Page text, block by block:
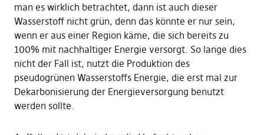
man es wirklich betrachtet, dann ist auch dieser
Wasserstoff nicht grün, denn das könnte er nur sein,
wenn er aus einer Region käme, die sich bereits zu
100% mit nachhaltiger Energie versorgt. So lange dies
nicht der Fall ist, nutzt die Produktion des
pseudogrünen Wasserstoffs Energie, die erst mal zur
Dekarbonisierung der Energieversorgung benutzt
werden sollte.